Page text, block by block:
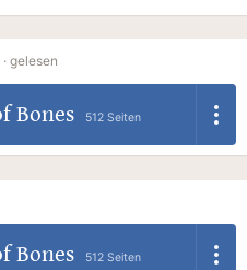
gelesen
Bones 512 Seiten
Bones 512 Seiten